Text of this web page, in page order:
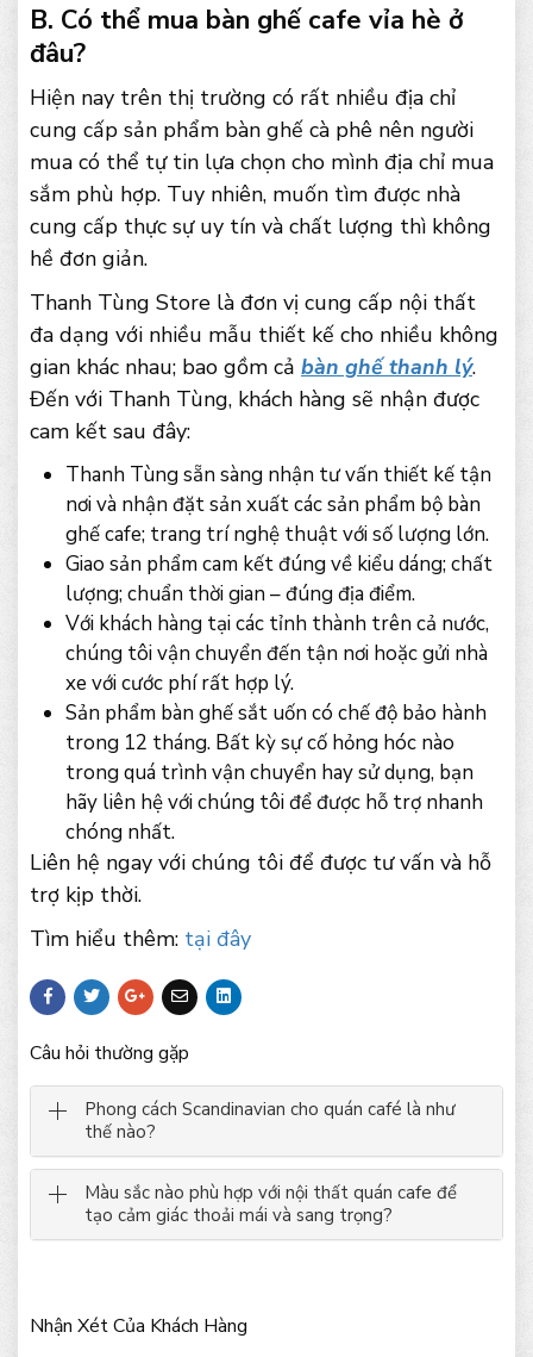
B. Có thể mua bàn ghế cafe vỉa hè ở
đâu?
Hiện nay trên thị trường có rất nhiều địa chỉ
cung cấp sản phẩm bàn ghế cà phê nên người
mua có thể tự tin lựa chọn cho mình địa chỉ mua
sắm phù hợp. Tuy nhiên, muốn tìm được nhà
cung cấp thực sự uy tín và chất lượng thì không
hề đơn giản.
Thanh Tùng Store là đơn vị cung cấp nội thất
đa dạng với nhiều mẫu thiết kế cho nhiều không
gian khác nhau; bao gồm cả bàn ghế thanh lý.
Đến với Thanh Tùng, khách hàng sẽ nhận được
cam kết sau đây:
Thanh Tùng sẵn sàng nhận tư vấn thiết kế tận
nơi và nhận đặt sản xuất các sản phẩm bộ bàn
ghế cafe; trang trí nghệ thuật với số lượng lớn.
Giao sản phẩm cam kết đúng về kiểu dáng; chất
lượng; chuẩn thời gian – đúng địa điểm.
Với khách hàng tại các tỉnh thành trên cả nước,
chúng tôi vận chuyển đến tận nơi hoặc gửi nhà
xe với cước phí rất hợp lý.
Sản phẩm bàn ghế sắt uốn có chế độ bảo hành
trong 12 tháng. Bất kỳ sự cố hỏng hóc nào
trong quá trình vận chuyển hay sử dụng, bạn
hãy liên hệ với chúng tôi để được hỗ trợ nhanh
chóng nhất.
Liên hệ ngay với chúng tôi để được tư vấn và hỗ
trợ kịp thời.
Tìm hiểu thêm: tại đây
Câu hỏi thường gặp
Phong cách Scandinavian cho quán café là như
thế nào?
Màu sắc nào phù hợp với nội thất quán cafe để
tạo cảm giác thoải mái và sang trọng?
Nhận Xét Của Khách Hàng